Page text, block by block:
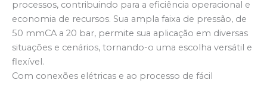
processos, contribuindo para a eficiência operacional e
economia de recursos. Sua ampla faixa de pressão, de
50 mmCA a 20 bar, permite sua aplicação em diversas
situações e cenários, tornando-o uma escolha versátil e
flexível.
Com conexões elétricas e ao processo de fácil